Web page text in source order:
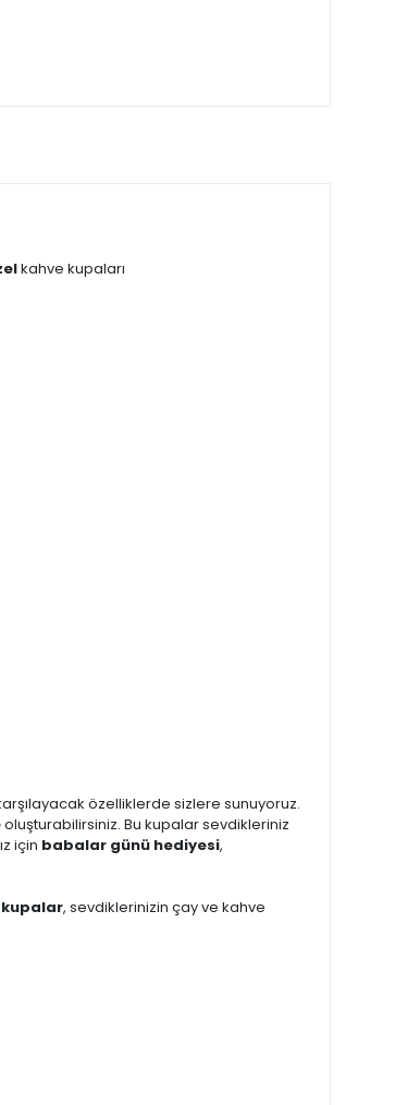
kahve kupaları
karşılayacak özelliklerde sizlere sunuyoruz.
oluşturabilirsiniz. Bu kupalar sevdikleriniz
için babalar günü hediyesi,
kupalar, sevdiklerinizin çay ve kahve